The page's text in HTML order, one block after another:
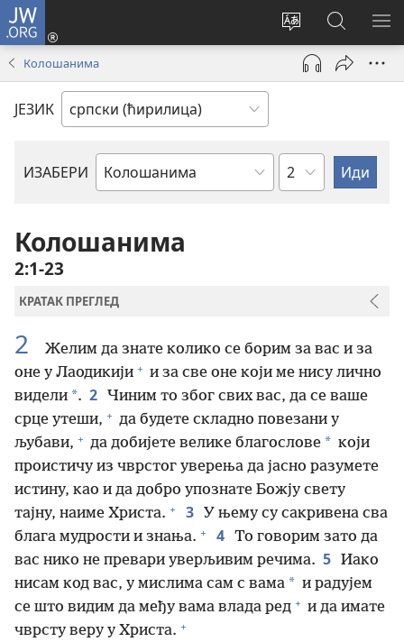
JW.ORG
Промени
језик
сајта
Пријава
(отвара
прозор)
Претрага
сајта
JW.ORG
Колошанима
ЈЕЗИК
ИЗАБЕРИ
Библијска
Поглавље
Колошанима
2:1-23
КРАТАК ПРЕГЛЕД
2
Желим да знате колико се борим за вас и за
оне у Лаодикији + и за све оне који ме нису лично
видели *. 2
Чиним то због свих вас, да се ваше
срце утеши, + да будете складно повезани у
љубави, + да добијете велике благослове * који
проистичу из чврстог уверења да јасно разумете
истину, као и да добро упознате Божју свету
тајну, наиме Христа. + 3
У њему су сакривена сва
блага мудрости и знања. + 4 То говорим зато да
вас нико не превари уверљивим речима. 5 Иако
нисам код вас, у мислима сам с вама * и радујем
се што видим да међу вама влада ред + и да имате
чврсту веру у Христа. +